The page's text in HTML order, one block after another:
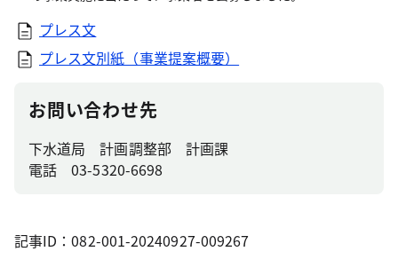
プレス文
プレス文別紙（事業提案概要）
お問い合わせ先
下水道局 計画調整部 計画課
電話 03-5320-6698
記事ID：082-001-20240927-009267